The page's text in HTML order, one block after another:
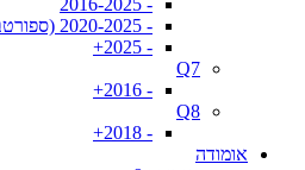
- 2016-2025
- 2020-2025 (ספורטבק)
- 2025+
Q7
- 2016+
Q8
- 2018+
אומודה